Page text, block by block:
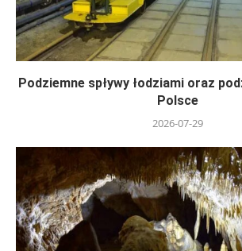
Podziemne spływy łodziami oraz
Polsce
2026-07-29